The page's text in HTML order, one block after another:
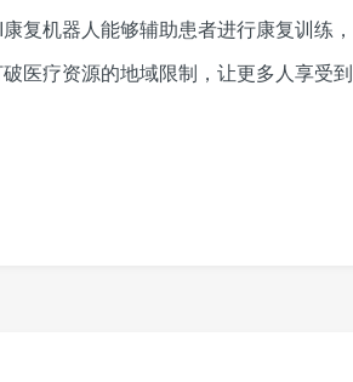
复机器人能够辅助患者进行康复训练，
医疗资源的地域限制，让更多人享受到